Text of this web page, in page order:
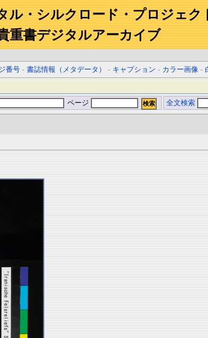
ル・シルクロード・プロジェク
重書デジタルアーカイブ
番号 -書誌情報（メタデータ） - キャプション - カラー画像 -
ページ 全文検索